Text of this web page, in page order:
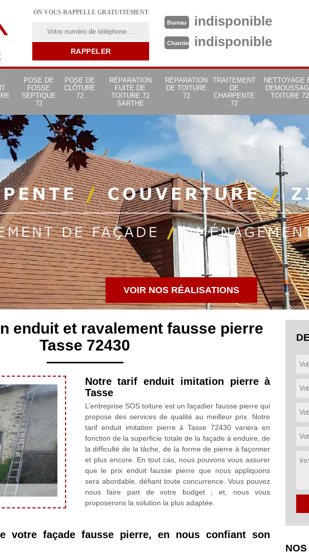
ON VOUS RAPPELLE GRATUITEMENT
Bureau indisponible
Chantier indisponible
POSE DE
FOSSE
SEPTIQUE
72
POSE DE
CLÔTURE
72
RÉPARATION
FUITE DE
TOITURE 72
SARTHE
RÉPARATION
DE TOITURE
72
TRAITEMENT
DE
CHARPENTE
72
NETTOYAGE
TOITURE 72
VOIR NOS RÉALISATIONS
enduit et ravalement fausse pierre
Tasse 72430
Notre tarif enduit imitation pierre à
Tasse
L’entreprise SOS toiture est un façadier fausse pierre qui
propose des services de qualité au meilleur prix. Notre
tarif enduit imitation pierre à Tasse 72430 variera en
fonction de la superficie totale de la façade à enduire, de
la difficulté de la tâche, de la forme de pierre à façonner
et plus encore. En tout cas, nous pouvons vous assurer
que le prix enduit fausse pierre que nous appliquons
sera abordable, défiant toute concurrence. Vous pouvez
nous faire part de votre budget ; et, nous vous
proposerons la solution la plus adaptée.
votre façade fausse pierre, en nous confiant son